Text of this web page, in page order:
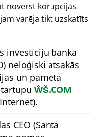
novērst korupcijas
varēja tikt uzskatīts
investīciju banka
neloģiski atsakās
un pameta
ŴŠ.COM
CEO (Santa